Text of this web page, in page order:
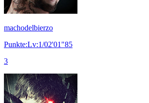
machodelbierzo
Punkte:Lv:1/02'01"85
3